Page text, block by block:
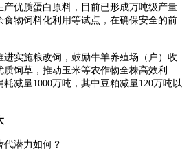
优质蛋白原料，目前已形成万吨级产量
物饲料化利用等试点，在确保安全的前
实施粮改饲，鼓励牛羊养殖场（户）收
饲草，推动玉米等农作物全株高效利
减量1000万吨，其中豆粕减量120万吨以
代潜力如何？